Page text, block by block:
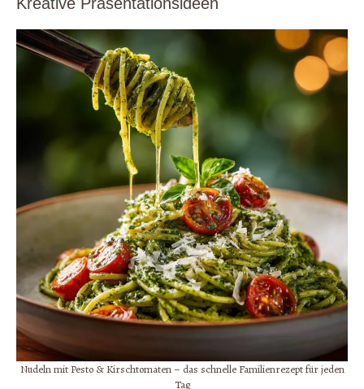
Nudeln mit Pesto & Kirschtomaten – das schnelle Familienrezept für jeden
Tag